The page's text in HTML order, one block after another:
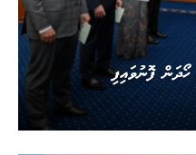
ފޮނުވައިފި